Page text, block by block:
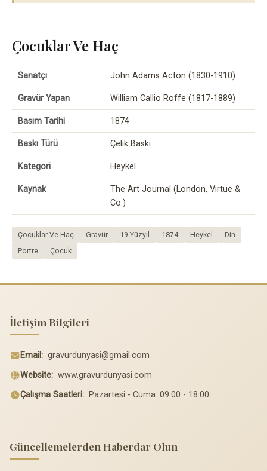
Çocuklar Ve Haç
Sanatçı John Adams Acton (1830-1910)
Gravür Yapan William Callio Roffe (1817-1889)
Basım Tarihi 1874
Baskı Türü Çelik Baskı
Kategori Heykel
Kaynak
The Art Journal (London, Virtue &
Co.)
Çocuklar Ve Haç Gravür 19.Yüzyıl 1874 Heykel
Din
Portre
Çocuk
İletişim Bilgileri
Email: gravurdunyasi@gmail.com
Website: www.gravurdunyasi.com
Çalışma Saatleri: Pazartesi - Cuma: 09:00 - 18:00
Güncellemelerden Haberdar Olun